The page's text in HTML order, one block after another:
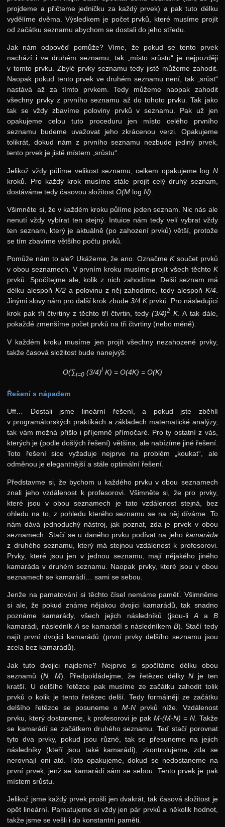
projdeme a přičteme jedničku za každý prvek) a pak tuto délku
vydělíme dvěma. Výsledkem je počet prvků, které musíme projít
od začátku seznamu abychom se dostali do jeho středu.
Jak nám odpověď pomůže? Víme, že pokud se tento prvek
nachází i ve druhém seznamu, tak „místo srůstu“ je nejpozději
v tomto prvku. Zbylé prvky seznamu tedy jistě můžeme zahodit.
Naopak pokud tento prvek ve druhém seznamu není, tak „srůst“
nastává až za tímto prvkem. Tedy můžeme naopak zahodit
všechny prvky z prvního seznamu až do tohoto prvku. Tak jako
tak se vždy zbavíme poloviny prvků v seznamu. Pak už jen
opakujeme celou tuto proceduru jen místo celého prvního
seznamu budeme uvažovat jeho zkrácenou verzi. Opakujeme
tolikrát, dokud nám z prvního seznamu nezbude jediný prvek,
tento prvek je jistě místem „srůstu“.
Jelikož vždy půlíme velikost seznamu, celkem opakujeme log N
kroků. Pro každý krok musíme stále projít celý druhý seznam,
dostáváme tedy časovou složitostO(M log N)
Všimněte si, že v každém kroku půlíme jeden seznam. Nic nás ale
nenutí vždy vybírat ten stejný. Intuice nám tedy velí vybrat vždy
ten seznam, který je aktuálně (po zahození prvků) větší, protože
se tím zbavíme většího počtu prvků.
Pomůže nám to ale? Ukážeme, že ano. OznačmeKsoučet prvků
v obou seznamech. V prvním kroku musíme projít všech těchto K
prvků. Spočítejme ale, kolik z nich zahodíme. Delší seznam má
délku alespoňK/2 a polovinu z něj zahodíme, tedy alespoň K/4.
Jinými slovy nám pro další krok zbude 3/4 Kprvků. Pro následující
krok pak tři čtvrtiny z těchto tří čtvrtin, tedy(3/4)2 K. A tak dále,
pokaždé zmenšíme počet prvků na tři čtvrtiny (nebo méně).
V každém kroku musíme jen projít všechny nezahozené prvky,
takže časová složitost bude nanejvýš:
O(∑i=0 (3/4)i K) = O(4K) = O(K)
Řešení s nápadem
Uff… Dostali jsme lineární řešení, a pokud jste zběhlí
v programátorských praktikách a základech matematické analýzy,
tak vám možná přišlo i příjemně přímočaré. Pro ty ostatní z vás,
kterých je (podle došlých řešení) většina, ale nabízíme jiné řešení.
Toto řešení sice vyžaduje nejprve na problém „koukat“, ale
odměnou je elegantnější a stále optimální řešení.
Představme si, že bychom u každého prvku v obou seznamech
znali jeho vzdálenost k profesorovi. Všimněte si, že pro prvky,
které jsou v obou seznamech je tato vzdálenost stejná, bez
ohledu na to, z pohledu kterého seznamu se na něj díváme. To
nám dává jednoduchý nástroj, jak poznat, zda je prvek v obou
seznamech. Stačí se u daného prvku podívat na jeho kamaráda
z druhého seznamu, který má stejnou vzdálenost k profesorovi.
Prvky, které jsou jen v jednou seznamu, mají nějakého jiného
kamaráda v druhém seznamu. Naopak prvky, které jsou v obou
seznamech se kamarádí… sami se sebou.
Jenže na pamatování si těchto čísel nemáme paměť. Všimněme
si ale, že pokud známe nějakou dvojici kamarádů, tak snadno
poznáme kamarády, všech jejich následníků (jsou-li Aa B
kamarádi, následník Ase kamarádí s následníkemB). Stačí tedy
najít první dvojici kamarádů (první prvky delšího seznamu jsou
zcela bez kamarádů).
Jak tuto dvojici najdeme? Nejprve si spočítáme délku obou
seznamů (N, M). Předpokládejme, že řetězec délkyN je ten
kratší. U delšího řetězce pak musíme ze začátku zahodit tolik
prvků o kolik je tento řetězec delší. Tedy formálněji ze začátku
delšího řetězce se posuneme oM-N prvků níže. Vzdálenost
prvku, který dostaneme, k profesorovi je pak M-(M-N) = N. Takže
se kamarádí se začátkem druhého seznamu. Teď stačí porovnat
tyto dva prvky, pokud jsou různé, tak se přesuneme na jejich
následníky (kteří jsou také kamarádi), zkontrolujeme, zda se
nerovnají oni atd. Toto opakujeme, dokud se nedostaneme na
první prvek, jenž se kamarádí sám se sebou. Tento prvek je pak
místem srůstu.
Jelikož jsme každý prvek prošli jen dvakrát, tak časová složitost je
opět lineární. Pamatujeme si vždy jen pár prvků a několik hodnot,
takže jsme se vešli i do konstantní paměti.